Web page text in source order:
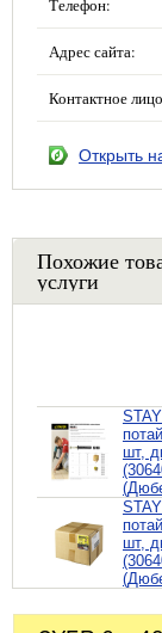
Адрес сайта:
Контактное
Открыть
Похожие
услуги
шт,
шт,